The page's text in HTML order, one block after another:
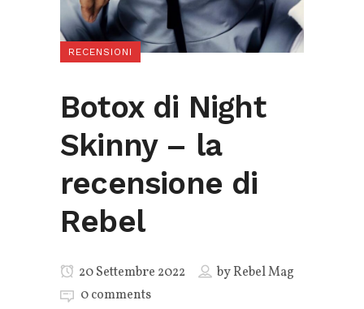
RECENSIONI
Botox di Night
Skinny – la
recensione di
Rebel
20 Settembre 2022 byRebel Mag
0 comments